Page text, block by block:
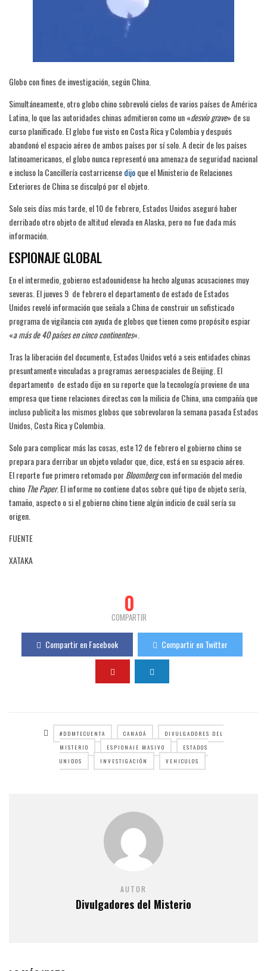
Globo con fines de investigación, según China.
Simultáneamente, otro globo chino sobrevoló cielos de varios países de América
Latina, lo que las autoridades chinas admitieron como un «desvío grave» de su
curso planificado. El globo fue visto en Costa Rica y Colombia y después
abandonó el espacio aéreo de ambos países por sí solo. A decir de los países
latinoamericanos, el globo nunca representó una amenaza de seguridad nacional
e incluso la Cancillería costarricensedijoque el Ministerio de Relaciones
Exteriores de China se disculpó por el objeto.
Solo seis días más tarde, el 10 de febrero, Estados Unidos aseguró haber
derribado otro objeto de altitud elevada en Alaska, pero no fue dada más
información.
ESPIONAJE GLOBAL
En el intermedio, gobierno estadounidense ha hecho algunas acusaciones muy
severas. El jueves 9 de febrero el departamento de estado de Estados
Unidos reveló información que señala a China de construir un sofisticado
programa de vigilancia con ayuda de globos que tienen como propósito espiar
«a más de 40 países en cinco continentes«.
Tras la liberación del documento, Estados Unidos vetó a seis entidades chinas
presuntamente vinculadas a programas aeroespaciales de Beijing. El
departamento de estado dijo en su reporte que la tecnología proviene de una
empresa que tiene relaciones directas con la milicia de China, una compañía que
incluso publicita los mismos globos que sobrevolaron la semana pasada Estados
Unidos, Costa Rica y Colombia.
Solo para complicar más las cosas, este 12 de febrero el gobierno chino se
prepara para derribar un objeto volador que, dice, está en su espacio aéreo.
El reporte fue primero retomado porBloombergcon información del medio
chino The Paper. El informe no contiene datos sobre qué tipo de objeto sería,
tamaño, aspecto o si el gobierno chino tiene algún indicio de cuál sería su
origen.
FUENTE
XATAKA
0
COMPARTIR
Compartir en Facebook Compartir en Twitter
#DDMTECUENTA CANADÁ
DIVULGADORES DEL
MISTERIO
ESPIONAJE MASIVO
ESTADOS
UNIDOS
INVESTIGACIÓN VEHICULOS
AUTOR
Divulgadores del Misterio